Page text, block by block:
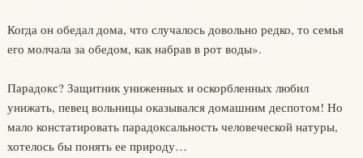
Когда он обедал дома, что случалось довольно редко, то семья
его молчала за обедом, как набрав в рот воды».
Парадокс? Защитник униженных и оскорбленных любил
унижать, певец вольницы оказывался домашним деспотом! Но
мало констатировать парадоксальность человеческой натуры,
хотелось бы понять ее природу…